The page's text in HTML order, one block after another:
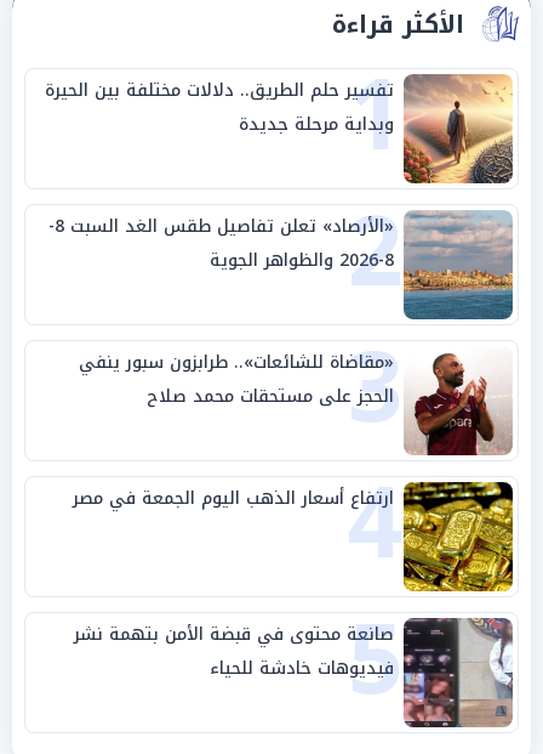
الأكثر قراءة
1
تفسير حلم الطريق.. دلالات مختلفة بين الحيرة
وبداية مرحلة جديدة
2
«الأرصاد» تعلن تفاصيل طقس الغد السبت 8-
8-2026 والظواهر الجوية
3
«مقاضاة للشائعات».. طرابزون سبور ينفي
الحجز على مستحقات محمد صلاح
4
ارتفاع أسعار الذهب اليوم الجمعة في مصر
5
صانعة محتوى في قبضة الأمن بتهمة نشر
فيديوهات خادشة للحياء